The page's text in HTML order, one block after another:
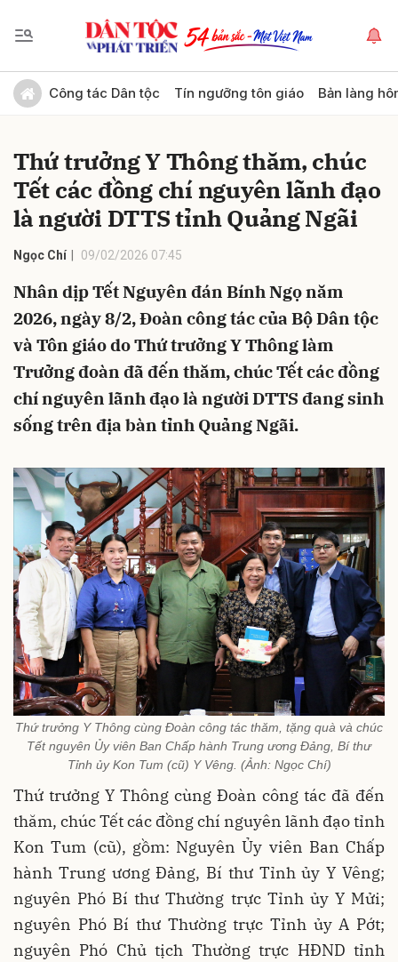
Công tác Dân tộc Tín ngưỡng tôn giáo Bản làng
Thứ trưởng Y Thông thăm, chúc
Tết các đồng chí nguyên lãnh đạo
là người DTTS tỉnh Quảng Ngãi
Ngọc Chí 09/02/2026 07:45
Nhân dịp Tết Nguyên đán Bính Ngọ năm
2026, ngày 8/2, Đoàn công tác của Bộ Dân tộc
và Tôn giáo do Thứ trưởng Y Thông làm
Trưởng đoàn đã đến thăm, chúc Tết các đồng
chí nguyên lãnh đạo là người DTTS đang sinh
sống trên địa bàn tỉnh Quảng Ngãi.
Thứ trưởng Y Thông cùng Đoàn công tác thăm, tặng quà và chúc
Tết nguyên Ủy viên Ban Chấp hành Trung ương Đảng, Bí thư
Tỉnh ủy Kon Tum (cũ) Y Vêng. (Ảnh: Ngọc Chí)
Thứ trưởng Y Thông cùng Đoàn công tác đã đến
thăm, chúc Tết các đồng chí nguyên lãnh đạo tỉnh
Kon Tum (cũ), gồm: Nguyên Ủy viên Ban Chấp
hành Trung ương Đảng, Bí thư Tỉnh ủy Y Vêng;
nguyên Phó Bí thư Thường trực Tỉnh ủy Y Mửi;
nguyên Phó Bí thư Thường trực Tỉnh ủy A Pớt;
nguyên Phó Chủ tịch Thường trực HĐND tỉnh
Gửi bình luận